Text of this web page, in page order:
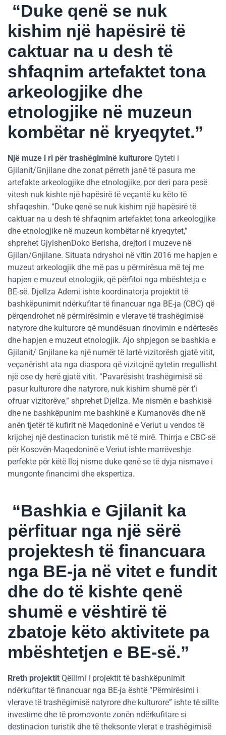
“Duke qenë se nuk
kishim një hapësirë të
caktuar na u desh të
shfaqnim artefaktet tona
arkeologjike dhe
etnologjike në muzeun
kombëtar në kryeqytet.”
Një muze i ri për trashëgiminë kulturore Qyteti i
Gjilanit/Gnjilane dhe zonat përreth janë të pasura me
artefakte arkeologjike dhe etnologjike, por deri para pesë
vitesh nuk kishte një hapësirë të veçantë ku këto të
shfaqeshin. “Duke qenë se nuk kishim një hapësirë të
caktuar na u desh të shfaqnim artefaktet tona arkeologjike
dhe etnologjike në muzeun kombëtar në kryeqytet,”
shprehet GjylshenDoko Berisha, drejtori i muzeve në
Gjilan/Gnjilane. Situata ndryshoi në vitin 2016 me hapjen e
muzeut arkeologjik dhe më pas u përmirësua më tej me
hapjen e muzeut etnologjik, që përfitoi nga mbështetja e
BE-së. Djellza Ademi ishte koordinatorja projektit të
bashkëpunimit ndërkufitar të financuar nga BE-ja (CBC) që
përqendrohet në përmirësimin e vlerave të trashëgimisë
natyrore dhe kulturore që mundësuan rinovimin e ndërtesës
dhe hapjen e muzeut etnologjik. Ajo shpjegon se bashkia e
Gjilanit/ Gnjilane ka një numër të lartë vizitorësh gjatë vitit,
veçanërisht ata nga diaspora që vizitojnë qytetin rregullisht
një ose dy herë gjatë vitit. “Pavarësisht trashëgimisë së
pasur kulturore dhe natyrore, nuk kishim shumë për t’i
ofruar vizitorëve,” shprehet Djellza. Me nismën e bashkisë
dhe ne bashkëpunim me bashkinë e Kumanovës dhe në
anën tjetër të kufirit në Maqedoninë e Veriut u vendos të
krijohej një destinacion turistik më të mirë. Thirrja e CBC-së
për Kosovën-Maqedoninë e Veriut ishte marrëveshje
perfekte për këtë lloj nisme duke qenë se të dyja nismave i
mungonte financimi dhe ekspertiza.
“Bashkia e Gjilanit ka
përfituar nga një sërë
projektesh të financuara
nga BE-ja në vitet e fundit
dhe do të kishte qenë
shumë e vështirë të
zbatoje këto aktivitete pa
mbështetjen e BE-së.”
Rreth projektit Qëllimi i projektit të bashkëpunimit
ndërkufitar të financuar nga BE-ja është “Përmirësimi i
vlerave të trashëgimisë natyrore dhe kulturore” ishte të sillte
investime dhe të promovonte zonën ndërkufitare si
destinacion turistik dhe të theksonte vlerat e trashëgimisë